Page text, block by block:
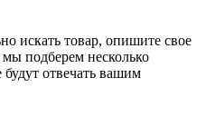
искать товар, опишите свое
подберем несколько
отвечать вашим